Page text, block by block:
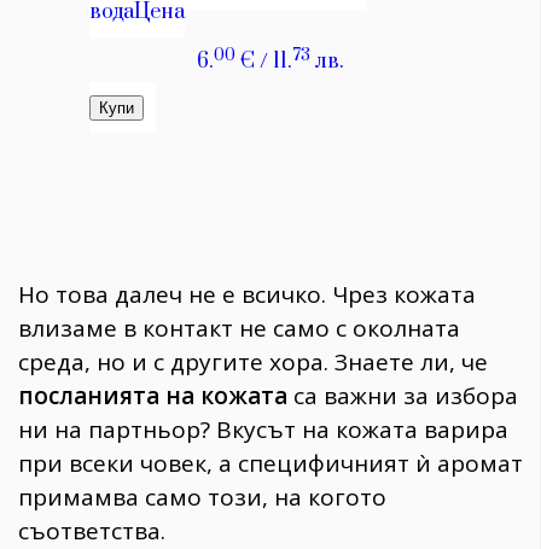
Но това далеч не е всичко. Чрез кожата
влизаме в контакт не само с околната
среда, но и с другите хора. Знаете ли, че
посланията на кожата са важни за избора
ни на партньор? Вкусът на кожата варира
при всеки човек, а специфичният ѝ аромат
примамва само този, на когото
съответства.